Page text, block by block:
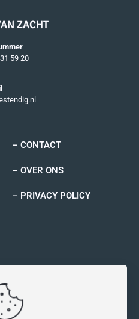
ZACHT
59 20
– CONTACT
– OVER ONS
– PRIVACY POLICY